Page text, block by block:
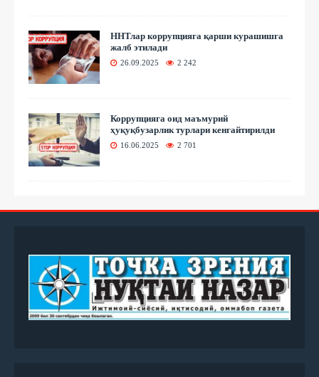
ННТлар коррупцияга қарши курашишга
жалб этилади
26.09.2025 2 242
Коррупцияга оид маъмурий
ҳуқуқбузарлик турлари кенгайтирилди
16.06.2025 2 701